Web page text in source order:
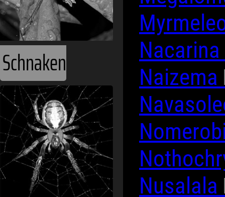
Schnaken
Nacarina
Naizema
Nusalala